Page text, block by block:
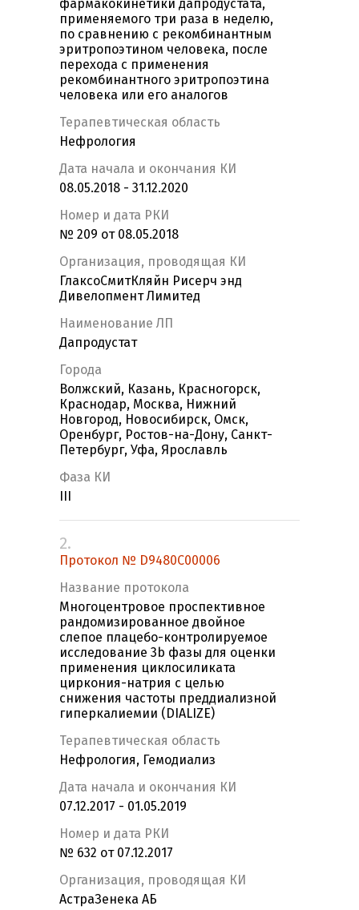
фармакокинетики дапродустата,
применяемого три раза в неделю,
по сравнению с рекомбинантным
эритропоэтином человека, после
перехода с применения
рекомбинантного эритропоэтина
человека или его аналогов
Терапевтическая область
Нефрология
Дата начала и окончания КИ
08.05.2018 - 31.12.2020
Номер и дата РКИ
№ 209 от 08.05.2018
Организация, проводящая КИ
ГлаксоСмитКляйн Рисерч энд
Дивелопмент Лимитед
Наименование ЛП
Дапродустат
Города
Волжский, Казань, Красногорск,
Краснодар, Москва, Нижний
Новгород, Новосибирск, Омск,
Оренбург, Ростов-на-Дону, Санкт-
Петербург, Уфа, Ярославль
Фаза КИ
2.
Протокол № D9480C00006
Название протокола
Многоцентровое проспективное
рандомизированное двойное
слепое плацебо-контролируемое
исследование 3b фазы для оценки
применения циклосиликата
циркония-натрия с целью
снижения частоты преддиализной
гиперкалиемии (DIALIZE)
Терапевтическая область
Нефрология, Гемодиализ
Дата начала и окончания КИ
07.12.2017 - 01.05.2019
Номер и дата РКИ
№ 632 от 07.12.2017
Организация, проводящая КИ
АстраЗенека АБ